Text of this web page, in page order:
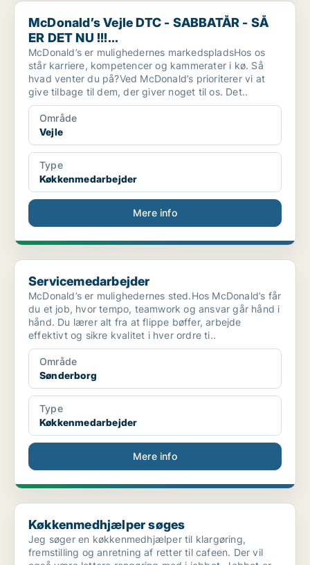
McDonald’s Vejle DTC - SABBATÅR - SÅ ER DET NU !!!...
McDonald’s Vejle DTC - SABBATÅR - SÅ
ER DET NU !!!...
McDonald’s er mulighedernes markedspladsHos os
står karriere, kompetencer og kammerater i kø. Så
hvad venter du på?Ved McDonald’s prioriterer vi at
give tilbage til dem, der giver noget til os. Det..
Område
Vejle
Type
Køkkenmedarbejder
Mere info
Servicemedarbejder
Servicemedarbejder
McDonald’s er mulighedernes sted.Hos McDonald’s får
du et job, hvor tempo, teamwork og ansvar går hånd i
hånd. Du lærer alt fra at flippe bøffer, arbejde
effektivt og sikre kvalitet i hver ordre ti..
Område
Sønderborg
Type
Køkkenmedarbejder
Mere info
Køkkenmedhjælper søges
Køkkenmedhjælper søges
Jeg søger en køkkenmedhjælper til klargøring,
fremstilling og anretning af retter til cafeen. Der vil